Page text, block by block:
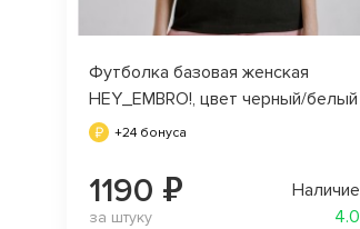
Футболка базовая женская
HEY_EMBRO!, цвет черный/белый
+24 бонуса
1190 ₽
за штуку
Наличие
4.0